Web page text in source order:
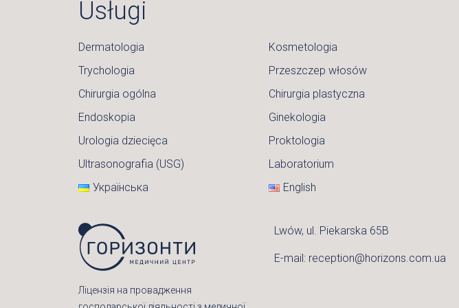
Usługi
Dermatologia Kosmetologia
Trychologia
Przeszczep włosów
Chirurgia ogólna
Chirurgia plastyczna
Endoskopia
Ginekologia
Urologia dziecięca
Proktologia
Ultrasonografia (USG)
Laboratorium
Українська
English
Ліцензія на провадження
Lwów, ul. Piekarska 65B
E-mail: reception@horizons.com.ua